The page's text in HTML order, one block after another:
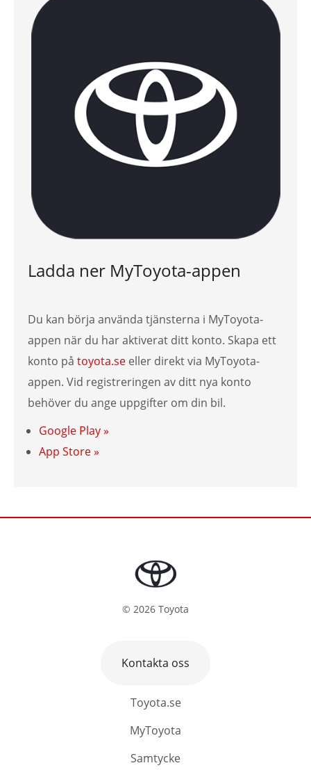
Ladda ner MyToyota-appen
Du kan börja använda tjänsterna i MyToyota-
appen när du har aktiverat ditt konto. Skapa ett
konto på toyota.se eller direkt via MyToyota-
appen. Vid registreringen av ditt nya konto
behöver du ange uppgifter om din bil.
Google Play »
App Store »
© 2026 Toyota
Toyota.se
MyToyota
Samtycke
Kontakta oss